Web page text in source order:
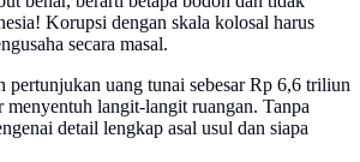
Korupsi dengan skala kolosal harus
secara masal.
pertunjukan uang tunai sebesar Rp 6,6 triliun
langit-langit ruangan. Tanpa
detail lengkap asal usul dan siapa